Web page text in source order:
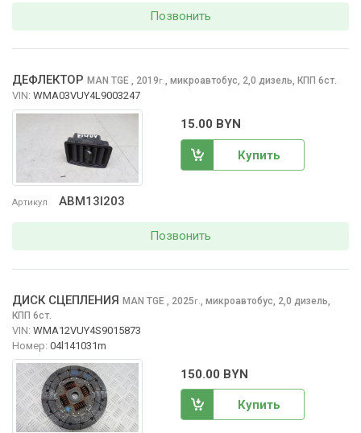
Позвонить
Артикул ABM13I203
ДЕФЛЕКТОР MAN TGE , 2019г., микроавтобус, 2,0 дизель, КПП 6ст.
VIN: WMA03VUY4L9003247
15.00 BYN
Купить
Позвонить
ДИСК СЦЕПЛЕНИЯ MAN TGE , 2025г.
микроавтобус, 2,0 дизель,
КПП 6ст.
VIN: WMA12VUY4S9015873
Номер: 04l141031m
150.00 BYN
Купить